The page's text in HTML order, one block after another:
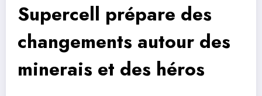
Supercell prépare des
changements autour des
minerais et des héros